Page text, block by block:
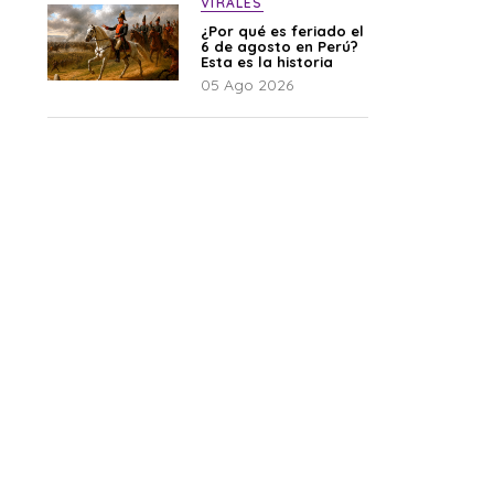
¿Por qué es feriado el
6 de agosto en Perú?
Esta es la historia
05 Ago 2026